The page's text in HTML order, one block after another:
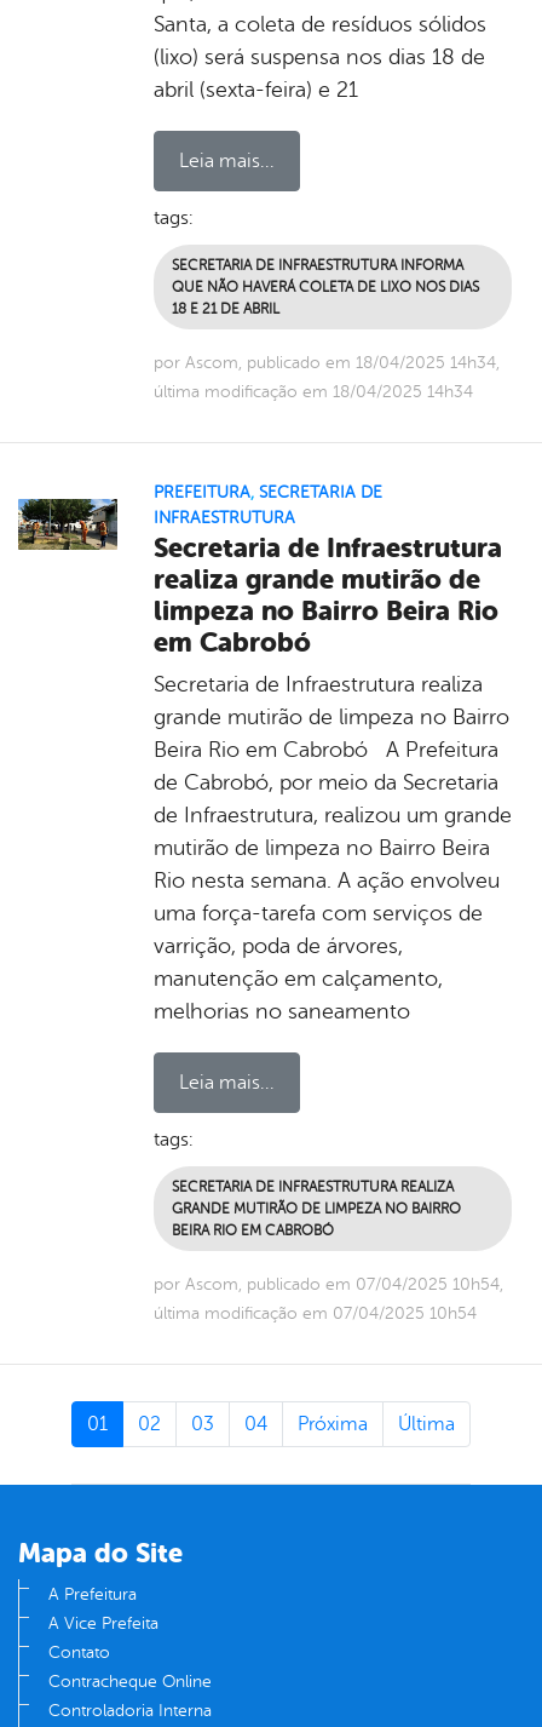
Santa, a coleta de resíduos sólidos
(lixo) será suspensa nos dias 18 de
abril (sexta-feira) e 21
Leia mais...
tags:
SECRETARIA DE INFRAESTRUTURA INFORMA
QUE NÃO HAVERÁ COLETA DE LIXO NOS DIAS
18 E 21 DE ABRIL
por Ascom, publicado em 18/04/2025 14h34,
última modificação em 18/04/2025 14h34
PREFEITURA, SECRETARIA DE
INFRAESTRUTURA
Secretaria de Infraestrutura
realiza grande mutirão de
limpeza no Bairro Beira Rio
em Cabrobó
Secretaria de Infraestrutura realiza
grande mutirão de limpeza no Bairro
Beira Rio em Cabrobó A Prefeitura
de Cabrobó, por meio da Secretaria
de Infraestrutura, realizou um grande
mutirão de limpeza no Bairro Beira
Rio nesta semana. A ação envolveu
uma força-tarefa com serviços de
varrição, poda de árvores,
manutenção em calçamento,
melhorias no saneamento
Leia mais...
tags:
SECRETARIA DE INFRAESTRUTURA REALIZA
GRANDE MUTIRÃO DE LIMPEZA NO BAIRRO
BEIRA RIO EM CABROBÓ
por Ascom, publicado em 07/04/2025 10h54,
última modificação em 07/04/2025 10h54
01 02 03 04 Próxima Última
Mapa do Site
A Prefeitura
A Vice Prefeita
Contato
Contracheque Online
Controladoria Interna